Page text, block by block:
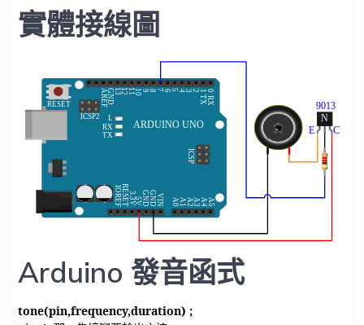
實體接線圖
Arduino 發音函式
tone(pin,frequency,duration) ;